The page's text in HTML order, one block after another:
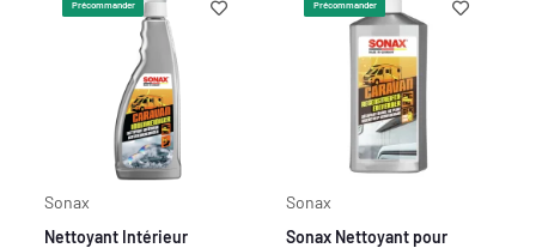
Précommander
Sonax
Nettoyant Intérieur
Précommander
Sonax
Sonax Nettoyant pour